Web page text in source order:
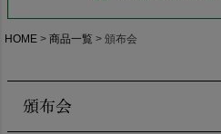
HOME 商品一覧 頒布会
頒布会